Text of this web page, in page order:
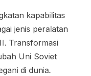
kapabilitas
jenis peralatan
Transformasi
Uni Soviet
di dunia.